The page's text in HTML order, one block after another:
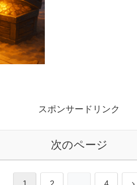
スポンサードリンク
次のページ